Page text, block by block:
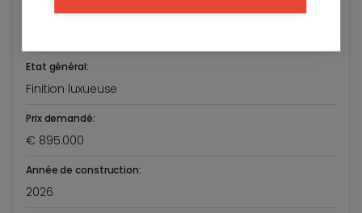
Etat général:
Finition luxueuse
Prix demandé:
€ 895.000
Année de construction:
2026